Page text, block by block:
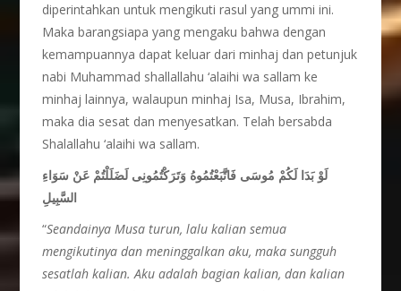
diperintahkan untuk mengikuti rasul yang ummi ini.
Maka barangsiapa yang mengaku bahwa dengan
kemampuannya dapat keluar dari minhaj dan petunjuk
nabi Muhammad shallallahu ‘alaihi wa sallam ke
minhaj lainnya, walaupun minhaj Isa, Musa, Ibrahim,
maka dia sesat dan menyesatkan. Telah bersabda
Shalallahu ‘alaihi wa sallam.
لَوْ بَدَا لَكُمْ مُوسَى فَاتَّبَعْتُمُوهُ وَتَرَكْتُمُونِى لَضَلَلْتُمْ عَنْ سَوَاءِ
السَّبِيلِ
“Seandainya Musa turun, lalu kalian semua
mengikutinya dan meninggalkan aku, maka sungguh
sesatlah kalian. Aku adalah bagian kalian, dan kalian